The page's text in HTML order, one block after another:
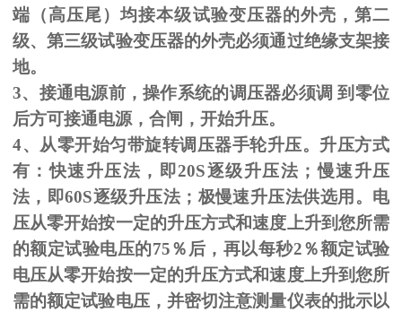
端（高压尾）均接本级试验变压器的外壳，第二
级、第三级试验变压器的外壳必须通过绝缘支架接
地。
3、接通电源前，操作系统的调压器必须调 到零位
后方可接通电源，合闸，开始升压。
4、从零开始匀带旋转调压器手轮升压。升压方式
有：快速升压法，即20S逐级升压法；慢速升压
法，即60S逐级升压法；极慢速升压法供选用。电
压从零开始按一定的升压方式和速度上升到您所需
的额定试验电压的75％后，再以每秒2％额定试验
电压从零开始按一定的升压方式和速度上升到您所
需的额定试验电压，并密切注意测量仪表的批示以